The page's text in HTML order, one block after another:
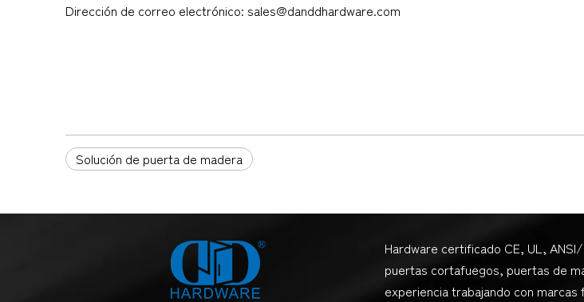
Dirección de correo electrónico: sales@danddhardware.com
Solución de puerta de madera
Hardware certificado CE, UL,
puertas cortafuegos, puertas de
experiencia trabajando con